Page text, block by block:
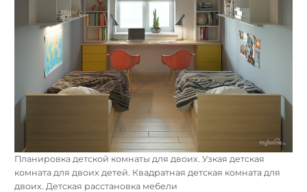
Планировка детской комнаты для двоих. Узкая детская
комната для двоих детей. Квадратная детская комната для
двоих. Детская расстановка мебели